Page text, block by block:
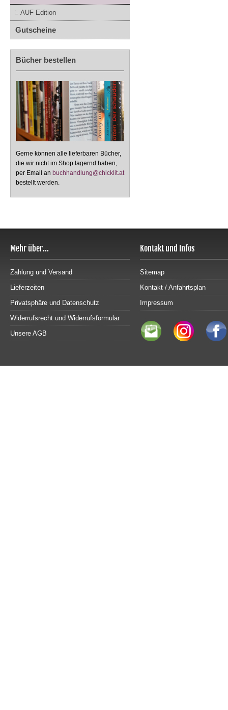
AUF Edition
Gutscheine
Bücher bestellen
Gerne können alle lieferbaren Bücher,
die wir nicht im Shop lagernd haben,
per Email an buchhandlung@chicklit.at
bestellt werden.
Mehr über...
Zahlung und Versand
Lieferzeiten
Privatsphäre und Datenschutz
Widerrufsrecht und Widerrufsformular
Unsere AGB
Kontakt und Infos
Sitemap
Kontakt / Anfahrtsplan
Impressum